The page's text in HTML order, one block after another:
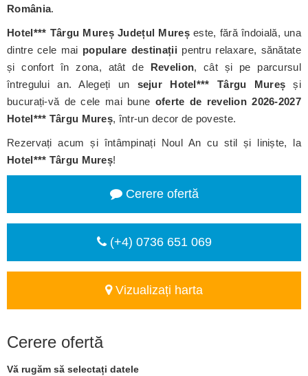
România.
Hotel*** Târgu Mureș Județul Mureșeste, fără îndoială, una
dintre cele mai populare destinații pentru relaxare, sănătate
și confort în zona, atât de Revelion, cât și pe parcursul
întregului an. Alegeți un sejur Hotel*** Târgu Mureș și
bucurați-vă de cele mai bune oferte de revelion 2026-2027
Hotel*** Târgu Mureș, într-un decor de poveste.
Rezervați acum și întâmpinați Noul An cu stil și liniște, la
Hotel*** Târgu Mureș!
Cerere ofertă
(+4) 0736 651 069
Vizualizați harta
Cerere ofertă
Vă rugăm să selectați datele